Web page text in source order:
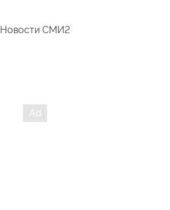
Новости СМИ2